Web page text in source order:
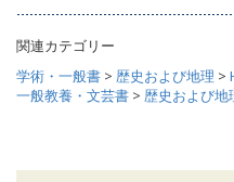
関連カテゴリー
学術・一般書 > 歴史および地理 >
一般教養・文芸書 > 歴史および地